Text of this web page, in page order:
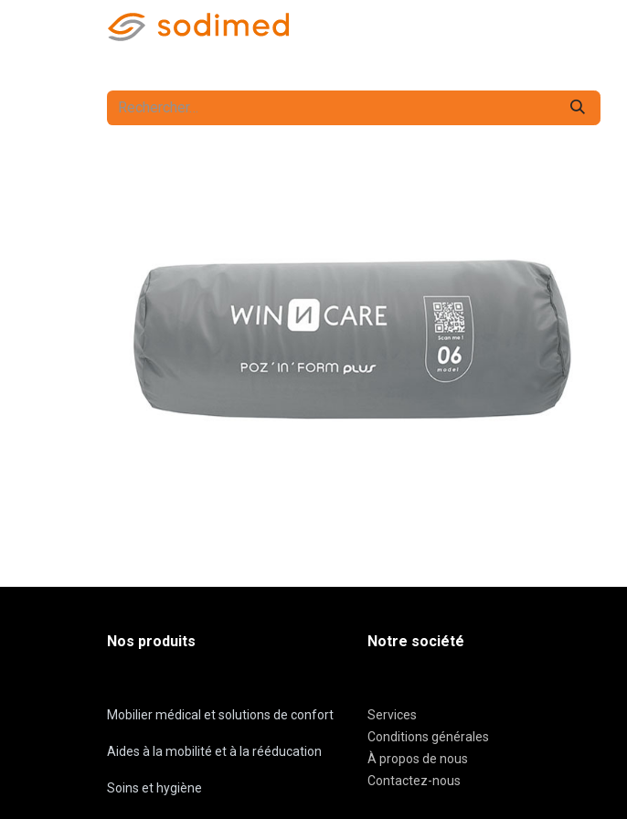
Nos produits
Mobilier médical et solutions de confort
Aides à la mobilité et à la rééducation
Soins et hygiène
Notre société
Services
Conditions générales
À propos de nous
Contactez-nous